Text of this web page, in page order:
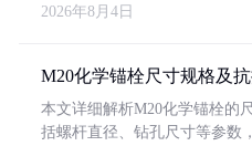
2026年8月4日
M20化学锚栓尺寸规格及
本文详细解析M20化学锚栓的
括螺杆直径、钻孔尺寸等参数